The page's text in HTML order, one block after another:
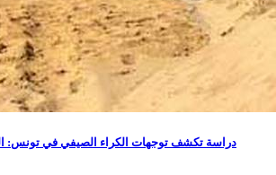
دراسة تكشف توجهات الكراء الصيفي في تونس: